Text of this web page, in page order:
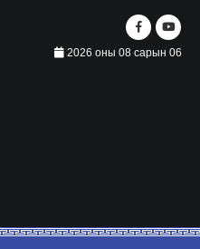
2026 оны 08 сарын 06